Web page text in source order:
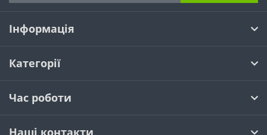
Інформація
Категорії
Час роботи